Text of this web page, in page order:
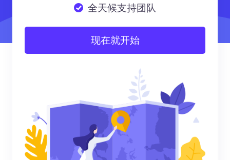
全天候支持团队
现在就开始